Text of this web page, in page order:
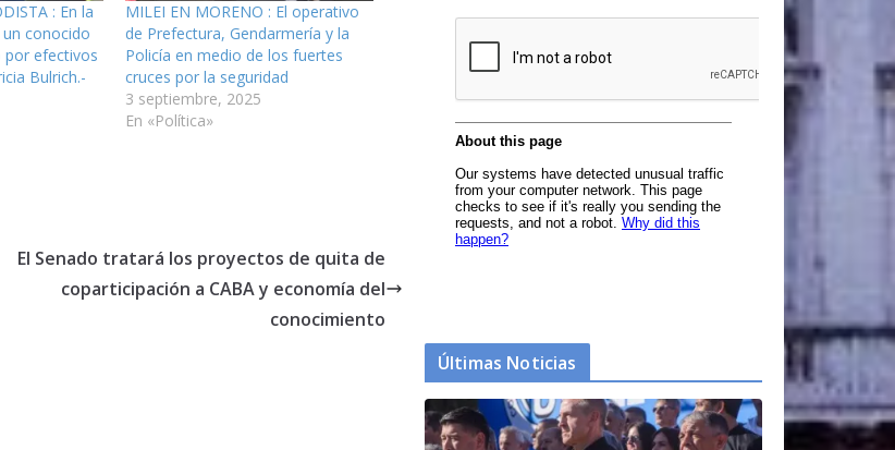
: En la
conocido
efectivos
Bulrich.-
MILEI EN MORENO : El operativo
de Prefectura, Gendarmería y la
Policía en medio de los fuertes
cruces por la seguridad
3 septiembre, 2025
En «Política»
El Senado tratará los proyectos de quita de
coparticipación a CABA y economía del
conocimiento
Últimas Noticias